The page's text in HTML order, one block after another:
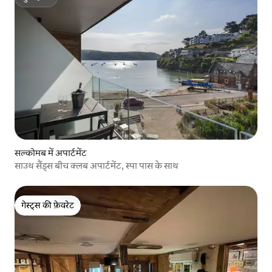
सुपरहोस्ट
सल्कोमब में अपार्टमेंट
साउथ सैंड्स बीच क्लब अपार्टमेंट, स्पा पास के साथ
गेस्ट्स की फ़ेवरेट
गेस्ट्स की फ़ेवरेट